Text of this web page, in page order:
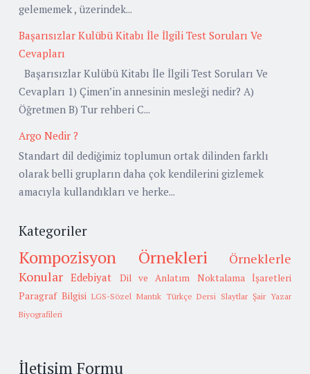
gelememek , üzerindek...
Başarısızlar Kulübü Kitabı İle İlgili Test Soruları Ve
Cevapları
Başarısızlar Kulübü Kitabı İle İlgili Test Soruları Ve
Cevapları 1) Çimen’in annesinin mesleği nedir? A)
Öğretmen B) Tur rehberi C...
Argo Nedir ?
Standart dil dediğimiz toplumun ortak dilinden farklı
olarak belli grupların daha çok kendilerini gizlemek
amacıyla kullandıkları ve herke...
Kategoriler
Kompozisyon Örnekleri
Örneklerle
Konular Edebiyat Dil ve Anlatım
Noktalama İşaretleri
Paragraf Bilgisi LGS-Sözel Mantık Türkçe Dersi Slaytlar Şair Yazar
Biyografileri
İletişim Formu